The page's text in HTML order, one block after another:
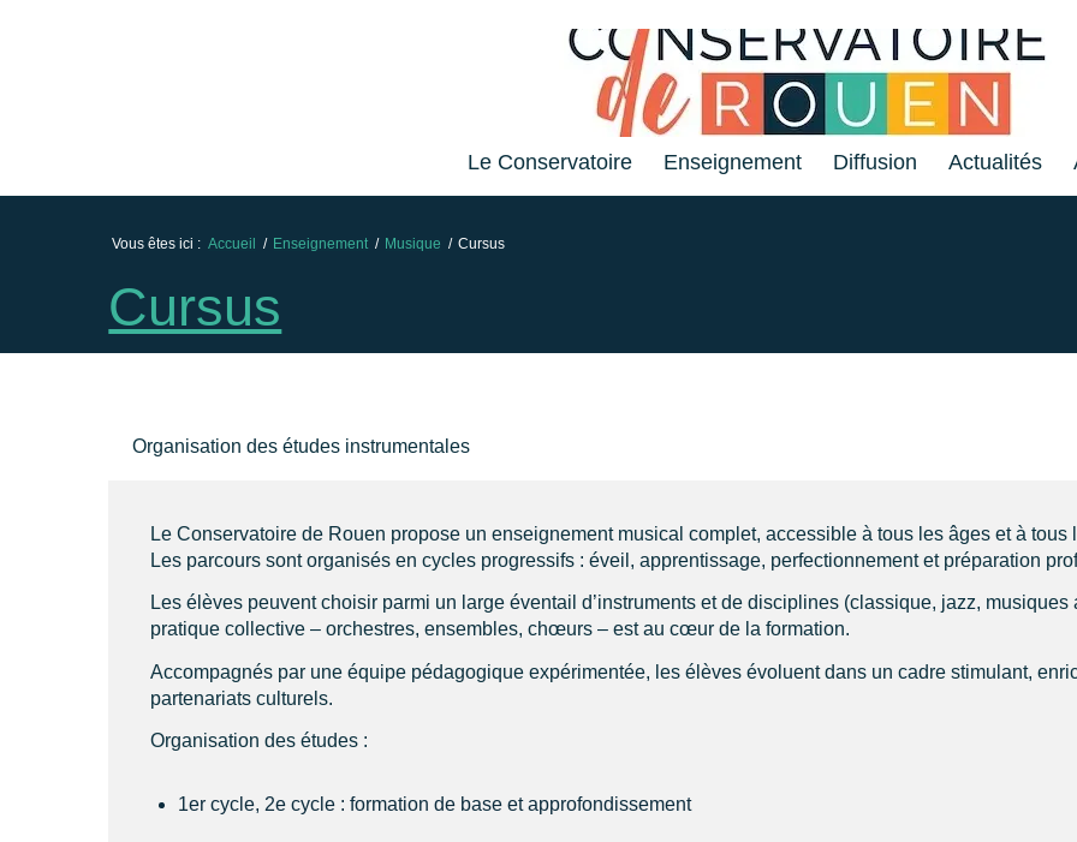
Le Conservatoire Enseignement Diffusion Actualités
Cursus
Vous êtes ici : Accueil / Enseignement / Musique / Cursus
Organisation des études instrumentales
Le Conservatoire de Rouen propose un enseignement musical complet, accessible à tous les âges et à tous
Les parcours sont organisés en cycles progressifs : éveil, apprentissage, perfectionnement et préparation
Les élèves peuvent choisir parmi un large éventail d’instruments et de disciplines (classique, jazz,
pratique collective – orchestres, ensembles, chœurs – est au cœur de la formation.
Accompagnés par une équipe pédagogique expérimentée, les élèves évoluent dans un cadre stimulant,
partenariats culturels.
Organisation des études :
1er cycle, 2e cycle : formation de base et approfondissement